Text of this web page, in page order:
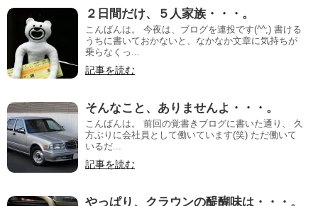
２日間だけ、５人家族・・・。
こんばんは。 今夜は、ブログを連投です(^^;) 書ける
うちに書いておかないと、なかなか文章に気持ちが
乗らなくっ...
記事を読む
そんなこと、ありませんよ・・・。
こんばんは。 前回の覚書きブログに書いた通り、 久
方ぶりに会社員として働いています(笑) ただ働いて
いるだ...
記事を読む
やっぱり、クラウンの醍醐味は・・・。